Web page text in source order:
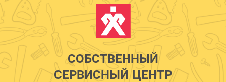
СОБСТВЕННЫЙ
СЕРВИСНЫЙ ЦЕНТР